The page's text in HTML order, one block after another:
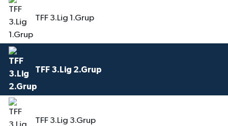
TFF 3.Lig 1.Grup
TFF 3.Lig 2.Grup
TFF 3.Lig 3.Grup